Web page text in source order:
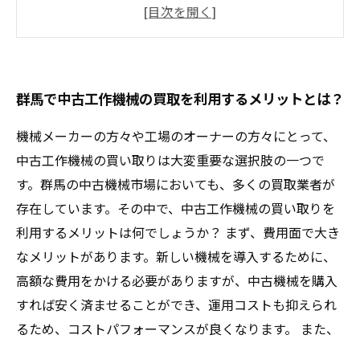
群馬で中古工作機械の買取を利用するメリットとは？
機械メーカーの方々や工場のオーナーの方々にとって、
中古工作機械の買い取りは大変重要な選択肢の一つで
す。群馬の中古機械市場においても、多くの買取業者が
存在しています。その中で、中古工作機械の買い取りを
利用するメリットは何でしょうか？ まず、費用面で大き
なメリットがあります。新しい機械を導入するために、
高額な費用をかける必要がありますが、中古機械を購入
すれば安く済ませることができ、運用コストも抑えられ
るため、コストパフォーマンスが良くなります。 また、